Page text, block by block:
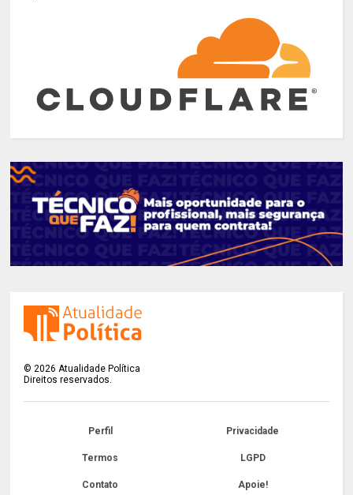
©2026 Atualidade Política
Direitos reservados.
Perfil Privacidade
Termos LGPD
Contato Apoie!